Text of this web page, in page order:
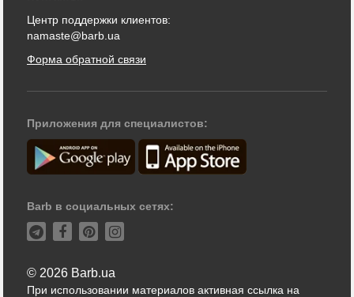
Центр поддержки клиентов:
namaste@barb.ua
Форма обратной связи
Приложения для специалистов:
Barb в социальных сетях:
© 2026 Barb.ua
При использовании материалов активная ссылка на